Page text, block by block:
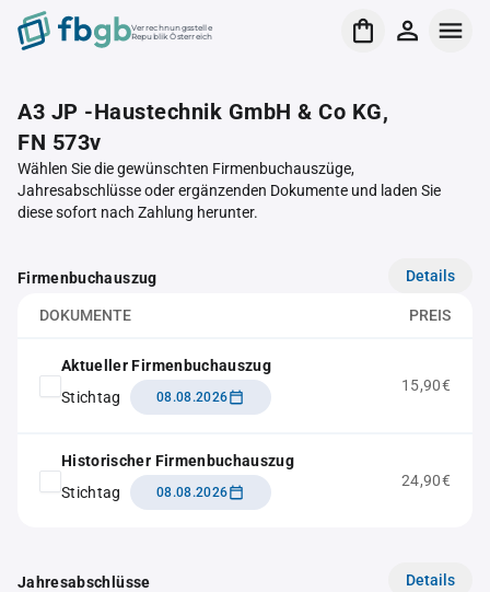
Verrechnungsstelle
Republik Österreich
A3 JP -Haustechnik GmbH & Co KG,
FN 573v
Wählen Sie die gewünschten Firmenbuchauszüge,
Jahresabschlüsse oder ergänzenden Dokumente und laden Sie
diese sofort nach Zahlung herunter.
Firmenbuchauszug Details
DOKUMENTE PREIS
Aktueller Firmenbuchauszug
Stichtag
08.08.2026
15,90€
Historischer Firmenbuchauszug
Stichtag
08.08.2026
24,90€
Jahresabschlüsse Details